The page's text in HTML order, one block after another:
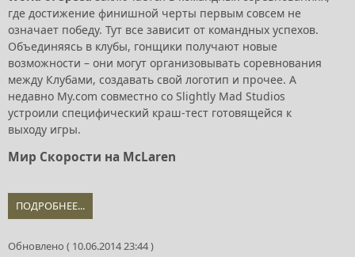
где достижение финишной черты первым совсем не
означает победу. Тут все зависит от командных успехов.
Объединяясь в клубы, гонщики получают новые
возможности – они могут организовывать соревнования
между Клубами, создавать свой логотип и прочее. А
недавно My.com совместно со Slightly Mad Studios
устроили специфический краш-тест готовящейся к
выходу игры.
Мир Скорости на McLaren
ПОДРОБНЕЕ...
Обновлено ( 10.06.2014 23:44 )